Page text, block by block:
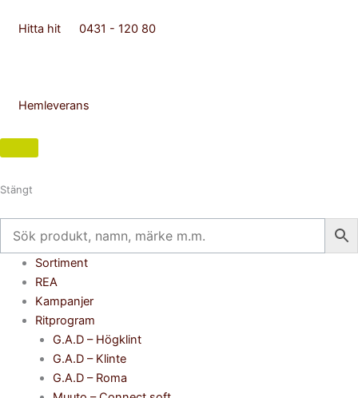
Hitta hit 0431 - 120 80
Hemleverans
Stängt
Flyout
Menu
Sortiment
REA
Kampanjer
Ritprogram
G.A.D – Högklint
G.A.D – Klinte
G.A.D – Roma